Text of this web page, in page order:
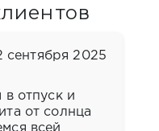
сентября 2025
в отпуск и
от солнца
всей